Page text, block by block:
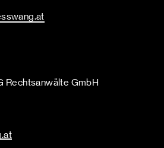
.at
Rechtsanwälte GmbH
.at